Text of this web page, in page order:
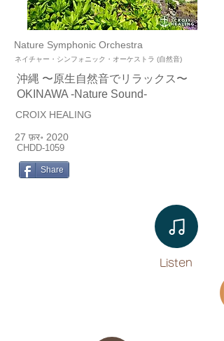
Nature Symphonic Orchestra
ネイチャー・シンフォニック・オーケストラ (自然音)
沖縄 〜原生自然音でリラックス〜 ​
OKINAWA -Nature Sound-
CROIX HEALING
27 फ़र॰ 2020
CHDD-1059
Share
Listen​